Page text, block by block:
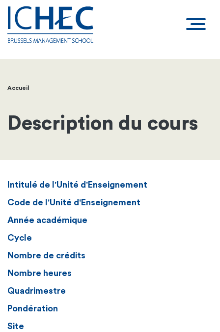
Fil
d'Ariane
Accueil
Description du cours
Intitulé de l'Unité d'Enseignement
Code de l'Unité d'Enseignement
Année académique
Cycle
Nombre de crédits
Nombre heures
Quadrimestre
Pondération
Site